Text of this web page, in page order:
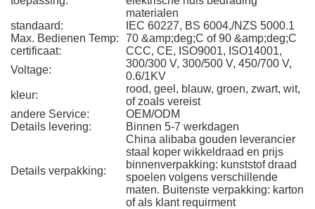
materialen
standaard:
IEC 60227, BS 6004,/NZS 5000.1
Max. Bedienen Temp:
70 &amp;deg;C of 90 &amp;deg;C
certificaat:
CCC, CE, ISO9001, ISO14001,
Voltage:
300/300 V, 300/500 V, 450/700 V,
0.6/1KV
kleur:
rood, geel, blauw, groen, zwart, wit,
of zoals vereist
andere Service:
OEM/ODM
Details levering:
Binnen 5-7 werkdagen
Details verpakking:
China alibaba gouden leverancier
staal koper wikkeldraad en prijs
binnenverpakking: kunststof draad
spoelen volgens verschillende
maten. Buitenste verpakking: karton
of als klant requirment